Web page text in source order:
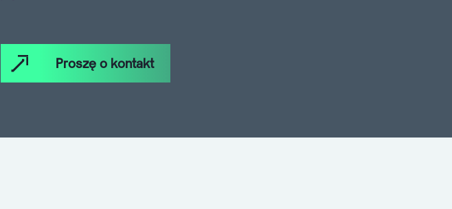
Proszę o kontakt